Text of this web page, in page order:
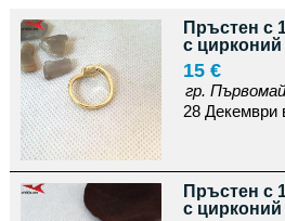
Пръстен с
с цирконий
15 €
гр. Първомай
28 Декември
Пръстен с
с цирконий